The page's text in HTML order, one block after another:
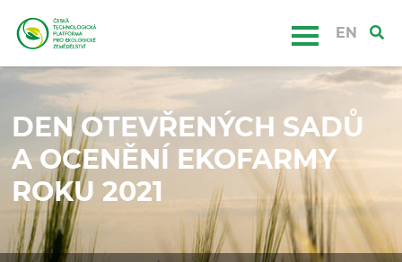
EN
DEN OTEVŘENÝCH SADŮ
A OCENĚNÍ EKOFARMY
ROKU 2021